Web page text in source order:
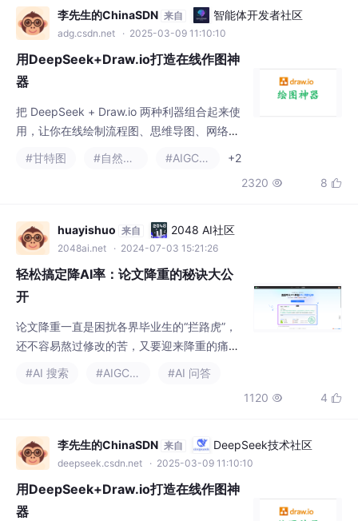
李先生的ChinaSDN 来自 智能体开发者社区
adg.csdn.net · 2025-03-09 11:10:10
用DeepSeek+Draw.io打造在线作图神
器
把 DeepSeek + Draw.io 两种利器组合起来使
用，让你在线绘制流程图、思维导图、网络拓
扑图、UML图、ER图、组织结构图、泳道图、
Seek大模型的Word神器，用简单语言描述就
能生成图表的设计蓝图Draw.io：一款免费、无
需注册登录、强大且支持
#甘特图 #自然语言处理 #AIGC场景
+2
2320  8 
huayishuo 来自 2048 AI社区
2048ai.net · 2024-07-03 15:21:26
轻松搞定降AI率：论文降重的秘诀大公
开
论文降重一直是困扰各界毕业生的“拦路虎”，
还不容易熬过修改的苦，又要迎来降重的痛。
其实想要给论文降重达标，我有一些独家秘
容，幅度要大。往往需要整段改写，一句一句
的全改。 2、扩写缩写（短句重复） 针对的是
短句重复，用较为白话的语言进行改写。 3、
专业名词替换 对于专业名词的
#AI 搜索 #AIGC场景
#AI 问答
1120  4 
李先生的ChinaSDN 来自 DeepSeek技术社区
deepseek.csdn.net · 2025-03-09 11:10:10
用DeepSeek+Draw.io打造在线作图神
器